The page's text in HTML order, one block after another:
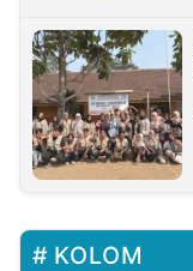
KOLOM